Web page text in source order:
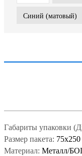
Синий (матовый)
Габариты упаковки
Размер пакета: 75x250
Материал: Металл/